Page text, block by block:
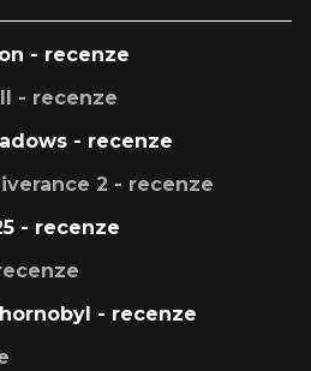
- recenze
- recenze
- recenze
2 - recenze
- recenze
- recenze